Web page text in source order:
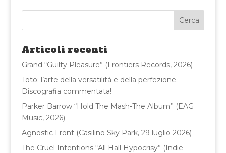
e
b
o
o
k
te
r
l
di
vi
di
Articoli recenti
Grand “Guilty Pleasure” (Frontiers Records, 2026)
Toto: l’arte della versatilità e della perfezione.
Discografia commentata!
Parker Barrow “Hold The Mash-The Album” (EAG
Music, 2026)
Agnostic Front (Casilino Sky Park, 29 luglio 2026)
The Cruel Intentions “All Hall Hypocrisy” (Indie